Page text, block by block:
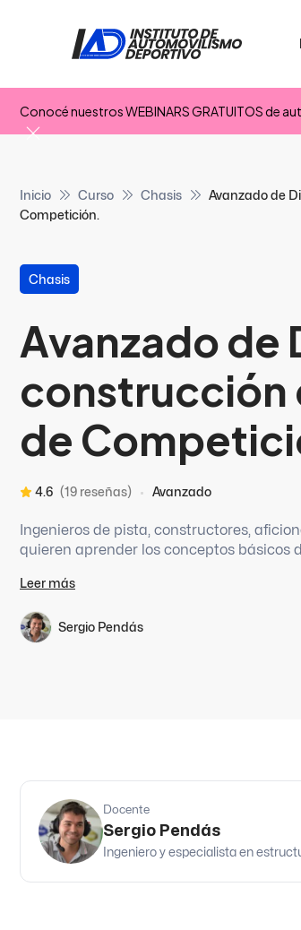
Conocé nuestros WEBINARS GRATUITOS de
Inicio Curso Chasis
Avanzado de
Competición.
Chasis
Avanzado de
construcción
de
4.6 (19 reseñas) Avanzado
Ingenieros de pista, constructores,
quieren aprender los conceptos básicos
diseño óptimo, seguro de celdas de
Leer más
Sergio Pendás
Docente
Sergio Pendás
Ingeniero y especialista en